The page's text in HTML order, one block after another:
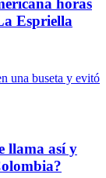
horas
Espriella
una buseta y evitó
llama así y